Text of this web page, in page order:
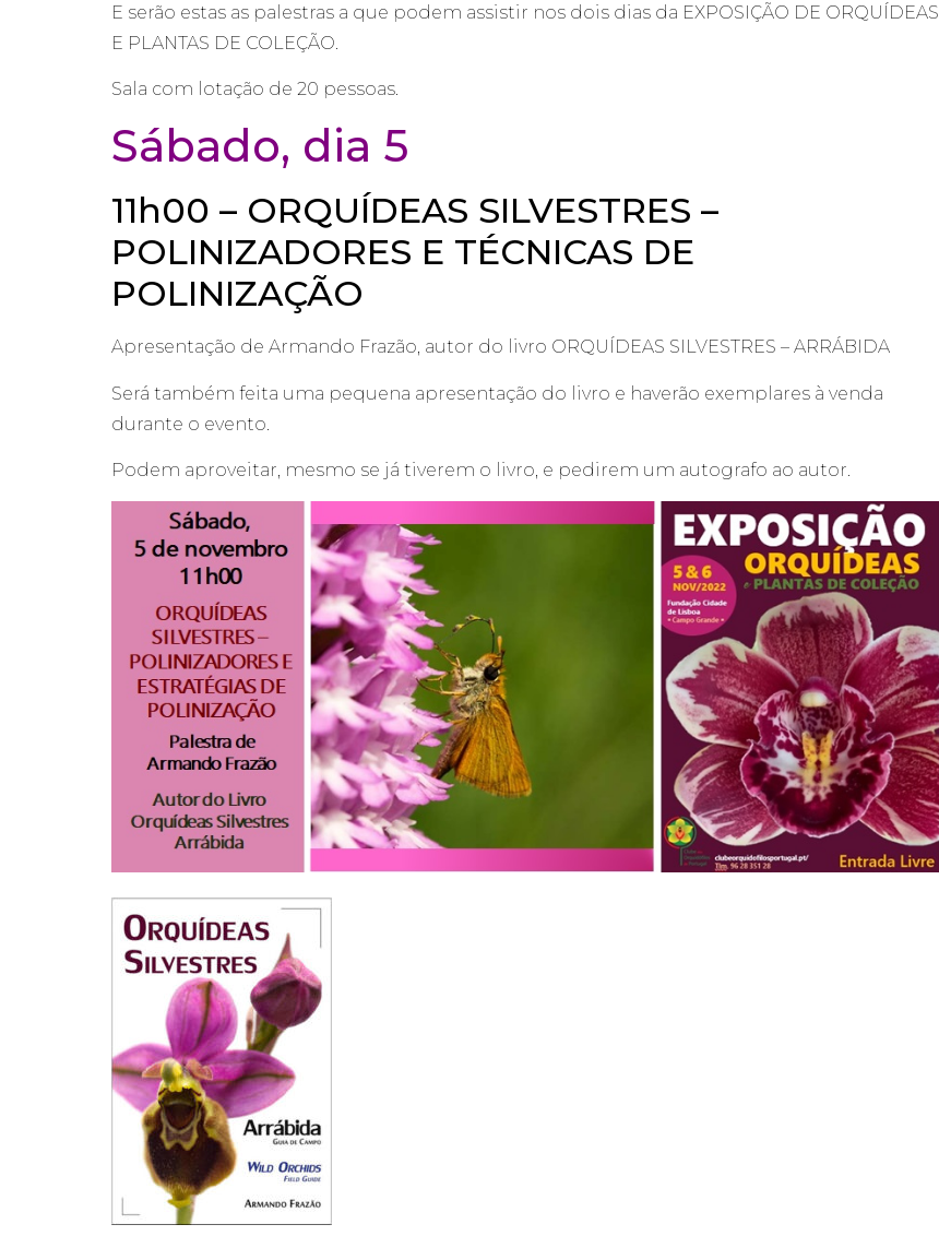
E serão estas as palestras a que podem assistir nos dois dias da EXPOSIÇÃO DE ORQUÍDEAS
E PLANTAS DE COLEÇÃO.
Sala com lotação de 20 pessoas.
Sábado, dia 5
11h00 – ORQUÍDEAS SILVESTRES –
POLINIZADORES E TÉCNICAS DE
POLINIZAÇÃO
Apresentação de Armando Frazão, autor do livro ORQUÍDEAS SILVESTRES – ARRÁBIDA
Será também feita uma pequena apresentação do livro e haverão exemplares à venda
durante o evento.
Podem aproveitar, mesmo se já tiverem o livro, e pedirem um autografo ao autor.